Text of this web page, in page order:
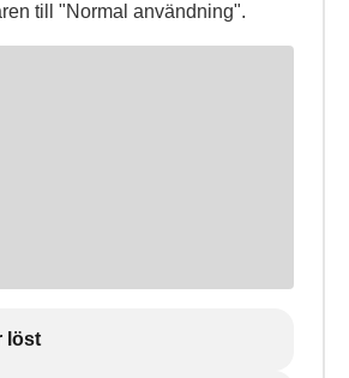
till "Normal användning".
löst